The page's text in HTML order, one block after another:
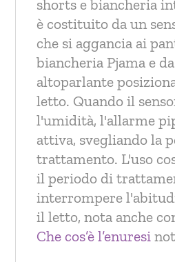
shorts e biancheria
è costituito da un
che si aggancia ai
biancheria Pjama e
altoparlante
letto. Quando il
l'umidità, l'allarme
attiva, svegliando la
trattamento. L'uso
il periodo di
interrompere
il letto, nota anche
Che cos’è l’enuresi